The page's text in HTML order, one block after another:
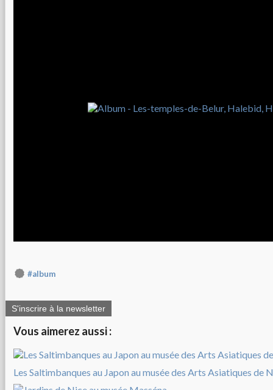
#album
S'inscrire à la newsletter
Vous aimerez aussi :
Les Saltimbanques au Japon au musée des Arts Asiatiques de